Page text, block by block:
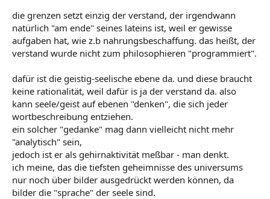
die grenzen setzt einzig der verstand, der irgendwann
natürlich "am ende" seines lateins ist, weil er gewisse
aufgaben hat, wie z.b nahrungsbeschaffung. das heißt, der
verstand wurde nicht zum philosophieren "programmiert".
dafür ist die geistig-seelische ebene da. und diese braucht
keine rationalität, weil dafür is ja der verstand da. also
kann seele/geist auf ebenen "denken", die sich jeder
wortbeschreibung entziehen.
ein solcher "gedanke" mag dann vielleicht nicht mehr
"analytisch" sein,
jedoch ist er als gehirnaktivität meßbar - man denkt.
ich meine, das die tiefsten geheimnisse des universums
nur noch über bilder ausgedrückt werden können, da
bilder die "sprache" der seele sind.